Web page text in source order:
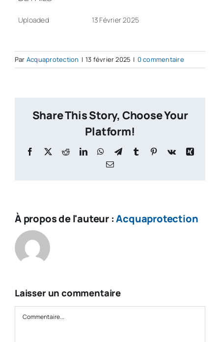
Uploaded 13 Février 2025
Par Acquaprotection | 13 février 2025 | 0 commentaire
Share This Story, Choose Your
Platform!
Facebook
X RedditLinkedInWhatsApp
TelegramTumblr Pinterest
Vk
Xing
Email
À propos de l'auteur :Acquaprotection
Laisser un commentaire
Commentaire